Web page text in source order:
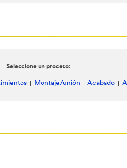
Seleccione un proceso:
Montaje/unión Acabado